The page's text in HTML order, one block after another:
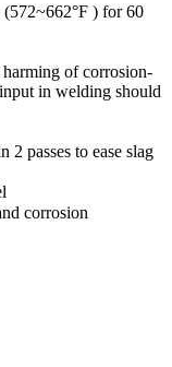
) for 60
of corrosion-
in welding should
passes to ease slag
corrosion